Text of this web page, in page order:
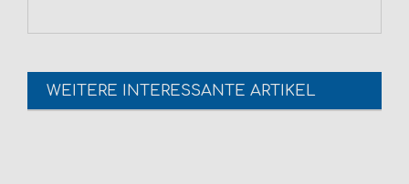
WEITERE INTERESSANTE ARTIKEL